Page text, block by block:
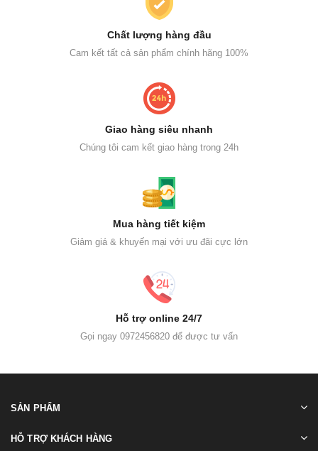
Chất lượng hàng đầu
Cam kết tất cả sản phẩm chính hãng 100%
Giao hàng siêu nhanh
Chúng tôi cam kết giao hàng trong 24h
Mua hàng tiết kiệm
Giảm giá & khuyến mại với ưu đãi cực lớn
Hỗ trợ online 24/7
Gọi ngay 0972456820 để được tư vấn
SẢN PHẨM
HỖ TRỢ KHÁCH HÀNG